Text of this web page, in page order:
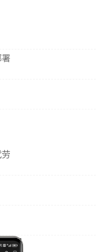
署
劳